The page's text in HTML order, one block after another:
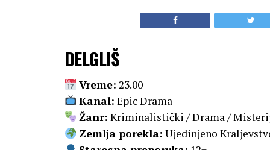
DELGLIŠ
Vreme: 23.00
Kanal: Epic Drama
Žanr: Kriminalistički / Drama /
Zemlja porekla: Ujedinjeno